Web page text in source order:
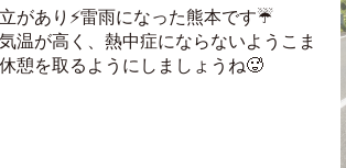
があり⚡雷雨になった熊本です☔
温が高く、熱中症にならないようこま
憩を取るようにしましょうね🥵